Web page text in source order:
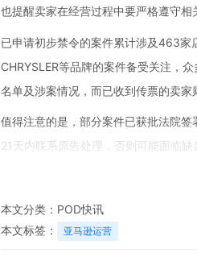
也提醒卖家在经营过程中要严格遵守相
已申请初步禁令的案件累计涉及463家
CHRYSLER等品牌的案件备受关注，
名单及涉案情况，而已收到传票的卖家
值得注意的是，部分案件已获批法院
21天内联系原告处理，否则可能面临
此外，还有部分案件已向法院递交缺
卖家需尽快行动，必要时请律师申请
本文分类： POD快讯
本文标签：
亚马逊运营